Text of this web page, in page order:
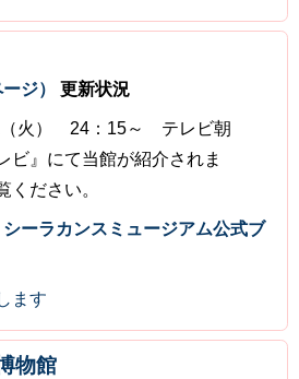
ジ） 更新状況
（火） 24：15～ テレビ朝
』にて当館が紹介されま
ください。
ーラカンスミュージアム公式ブ
ます
物館